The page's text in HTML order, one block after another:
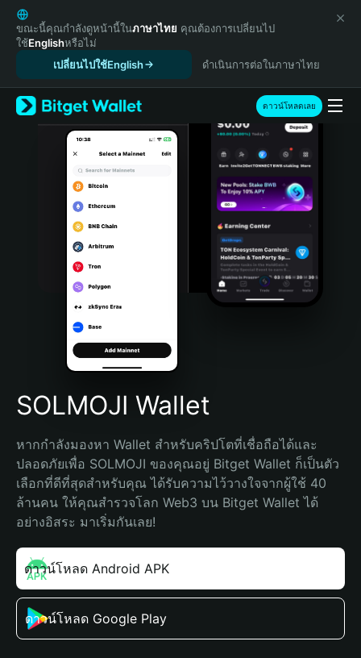
English
日本語
Tiếng Việt
Español (Latinoamérica)
Türkçe
Italiano
Português (Portugal)
Bahasa Indonesia
Português (Brasil)
Español (Argentina)
ขณะนี้คุณกำลังดูหน้านี้ในภาษาไทย คุณต้องการเปลี่ยนไป
ใช้Englishหรือไม่
เปลี่ยนไปใช้English
ดำเนินการต่อในภาษาไทย
ดาวน์โหลดเลย
SOLMOJI Wallet
หากกำลังมองหา Wallet สำหรับคริปโตที่เชื่อถือได้และ
ปลอดภัยเพื่อ SOLMOJI ของคุณอยู่ Bitget Wallet ก็เป็นตัว
เลือกที่ดีที่สุดสำหรับคุณ ได้รับความไว้วางใจจากผู้ใช้ 40
ล้านคน ให้คุณสำรวจโลก Web3 บน Bitget Wallet ได้
อย่างอิสระ มาเริ่มกันเลย!
ดาวน์โหลด Android APK
ดาวน์โหลด Google Play